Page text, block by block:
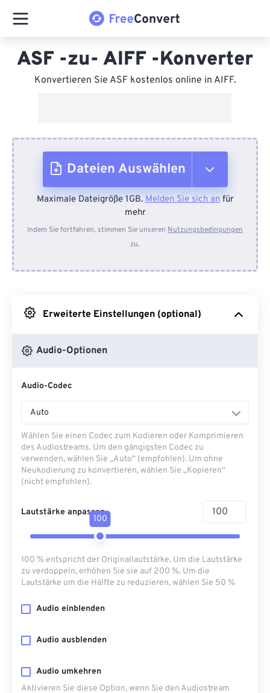
ASF -zu- AIFF -Konverter
Konvertieren Sie ASF kostenlos online in AIFF.
Dateien Auswählen
Vom Gerät
Von Dropbox
Maximale Dateigröße 1GB.Melden Sie sich anfür
mehr
Indem Sie fortfahren, stimmen Sie unseren Nutzungsbedingungen
zu.
Erweiterte Einstellungen (optional)
Audio-Optionen
Audio-Codec
Auto
Wählen Sie einen Codec zum Kodieren oder Komprimieren
des Audiostreams. Um den gängigsten Codec zu
verwenden, wählen Sie „Auto“ (empfohlen). Um ohne
Neukodierung zu konvertieren, wählen Sie „Kopieren“
(nicht empfohlen).
Lautstärke anpassen
100
100 % entspricht der Originallautstärke. Um die Lautstärke
zu verdoppeln, erhöhen Sie sie auf 200 %. Um die
Lautstärke um die Hälfte zu reduzieren, wählen Sie 50 %
Audio einblenden
Audio ausblenden
Audio umkehren
Aktivieren Sie diese Option, wenn Sie den Audiostream